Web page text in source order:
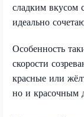
сладким вкусом
идеально
Особенность
скорости
красные или
но и красочным